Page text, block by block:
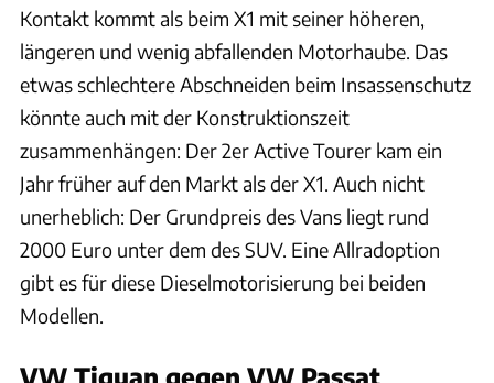
Kontakt kommt als beim X1 mit seiner höheren,
längeren und wenig abfallenden Motorhaube. Das
etwas schlechtere Abschneiden beim Insassenschutz
könnte auch mit der Konstruktionszeit
zusammenhängen: Der 2er Active Tourer kam ein
Jahr früher auf den Markt als der X1. Auch nicht
unerheblich: Der Grundpreis des Vans liegt rund
2000 Euro unter dem des SUV. Eine Allradoption
gibt es für diese Dieselmotorisierung bei beiden
Modellen.
VW Tiguan gegen VW Passat